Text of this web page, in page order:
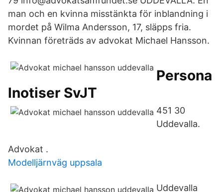
man och en kvinna misstänkta för inblandning i
mordet på Wilma Andersson, 17, släpps fria.
Kvinnan företräds av advokat Michael Hansson.
Persona
lnotiser SvJT
451 30
Uddevalla.
Advokat .
Modelljärnväg uppsala
Uddevalla